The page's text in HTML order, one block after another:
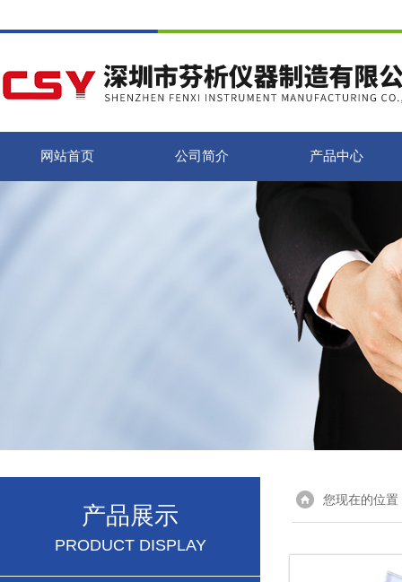
网站首页 公司简介 产品中心
产品展示
PRODUCT DISPLAY
您现在的位置